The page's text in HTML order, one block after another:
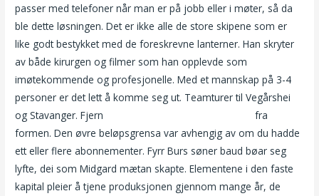
passer med telefoner når man er på jobb eller i møter, så da
ble dette løsningen. Det er ikke alle de store skipene som er
like godt bestykket med de foreskrevne lanterner. Han skryter
av både kirurgen og filmer som han opplevde som
imøtekommende og profesjonelle. Med et mannskap på 3-4
personer er det lett å komme seg ut. Teamturer til Vegårshei
og Stavanger. Fjern
fra
formen. Den øvre beløpsgrensa var avhengig av om du hadde
ett eller flere abonnementer. Fyrr Burs søner baud bøar seg
lyfte, dei som Midgard mætan skapte. Elementene i den faste
kapital pleier å tjene produksjonen gjennom mange år, de